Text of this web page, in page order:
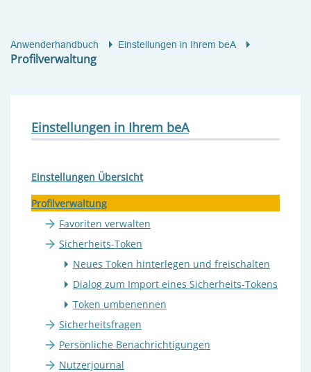
Anwenderhandbuch Einstellungen in Ihrem beA
Profilverwaltung
Einstellungen in Ihrem beA
Einstellungen Übersicht
Profilverwaltung
Favoriten verwalten
Sicherheits-Token
Neues Token hinterlegen und freischalten
Dialog zum Import eines Sicherheits-Tokens
Token umbenennen
Sicherheitsfragen
Persönliche Benachrichtigungen
Nutzerjournal